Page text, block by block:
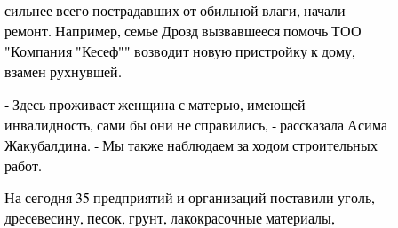
сильнее всего пострадавших от обильной влаги, начали
ремонт. Например, семье Дрозд вызвавшееся помочь ТОО
"Компания "Кесеф"" возводит новую пристройку к дому,
взамен рухнувшей.
- Здесь проживает женщина с матерью, имеющей
инвалидность, сами бы они не справились, - рассказала Асима
Жакубалдина. - Мы также наблюдаем за ходом строительных
работ.
На сегодня 35 предприятий и организаций поставили уголь,
дресевесину, песок, грунт, лакокрасочные материалы,